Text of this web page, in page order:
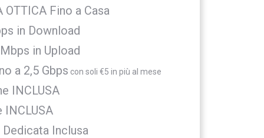
Fino a Casa
in Download
in Upload
a 2,5 Gbps con soli €5 in più al mese
INCLUSA
Inclusa